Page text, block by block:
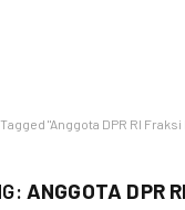
"Anggota DPR RI
ANGGOTA DPR